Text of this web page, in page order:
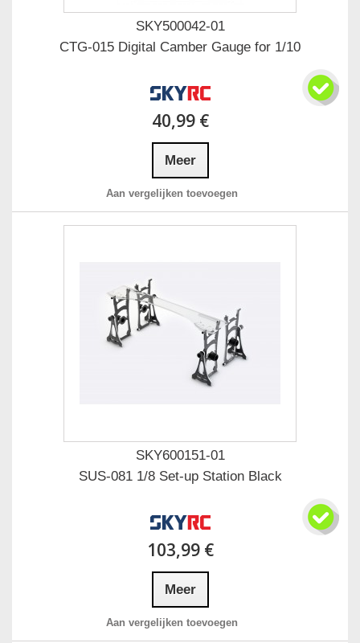
SKY500042-01
CTG-015 Digital Camber Gauge for 1/10
40,99 €
Meer
Aan vergelijken toevoegen
SKY600151-01
SUS-081 1/8 Set-up Station Black
103,99 €
Meer
Aan vergelijken toevoegen